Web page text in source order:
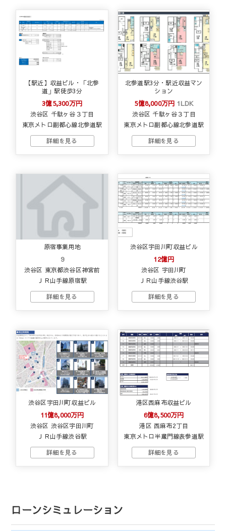
【駅近】収益ビル・「北参
道」駅徒歩3分
3億5,300万円
渋谷区 千駄ヶ谷３丁目
東京メトロ副都心線北参道駅
北参道駅3分・駅近収益マン
ション
5億8,000万円 1LDK
渋谷区 千駄ヶ谷３丁目
東京メトロ副都心線北参道駅
原宿事業用地
9
渋谷区 東京都渋谷区神宮前
ＪＲ山手線原宿駅
渋谷区宇田川町収益ビル
12億円
渋谷区 宇田川町
ＪＲ山手線渋谷駅
渋谷区宇田川町収益ビル
11億8,000万円
渋谷区 渋谷区宇田川町
ＪＲ山手線渋谷駅
港区西麻布収益ビル
6億8,500万円
港区 西麻布2丁目
東京メトロ半蔵門線表参道駅
ローンシミュレーション